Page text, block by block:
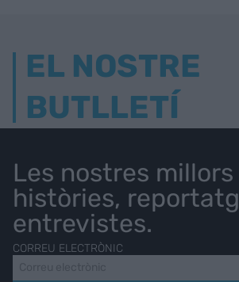
EL NOSTRE
BUTLLETÍ
Les nostres millors
històries,
entrevistes.
CORREU ELECTRÒNIC